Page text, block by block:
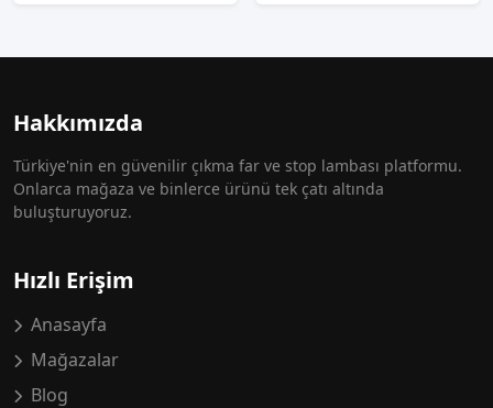
Hakkımızda
Türkiye'nin en güvenilir çıkma far ve stop lambası platformu.
Onlarca mağaza ve binlerce ürünü tek çatı altında
buluşturuyoruz.
Hızlı Erişim
Anasayfa
Mağazalar
Blog